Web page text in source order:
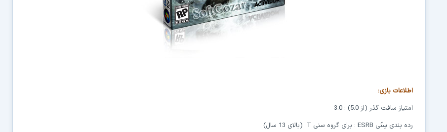
اطلاعات بازی:
امتیاز سافت گذر (از 5.0) : 3.0
رده بندی سِنّی ESRB : برای گروه سنی T (بالای 13 سال)